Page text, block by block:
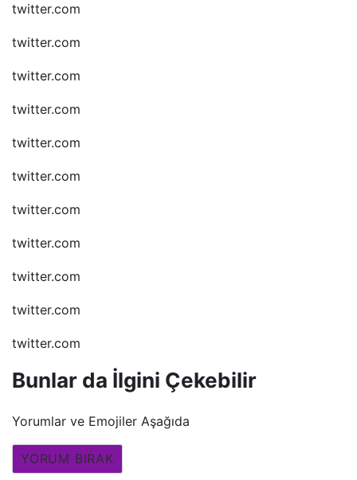
twitter.com
twitter.com
twitter.com
twitter.com
twitter.com
twitter.com
twitter.com
twitter.com
twitter.com
twitter.com
twitter.com
Bunlar da İlgini Çekebilir
Yorumlar ve Emojiler Aşağıda
YORUM BIRAK